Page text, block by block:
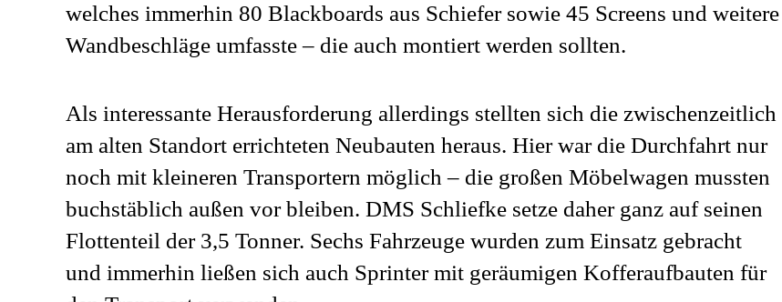
welches immerhin 80 Blackboards aus Schiefer sowie 45 Screens und weitere
Wandbeschläge umfasste – die auch montiert werden sollten.
Als interessante Herausforderung allerdings stellten sich die zwischenzeitlich
am alten Standort errichteten Neubauten heraus. Hier war die Durchfahrt nur
noch mit kleineren Transportern möglich – die großen Möbelwagen mussten
buchstäblich außen vor bleiben. DMS Schliefke setze daher ganz auf seinen
Flottenteil der 3,5 Tonner. Sechs Fahrzeuge wurden zum Einsatz gebracht
und immerhin ließen sich auch Sprinter mit geräumigen Kofferaufbauten für